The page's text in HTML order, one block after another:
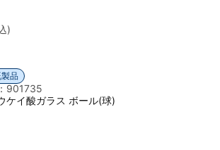
点（約 3225℃） ・金属に近い電気伝導
濡れにくく、侵食されにくい 主な用途： ・
溶融アルミ用部材（電極、ノズル、るつぼ
用途 ・スパッタリングターゲット ・導電
摩耗・耐食コーティング（PVD/CVD） 材
ト： ・純度（2N5 / 3N / 4N） ・粒径・粒
量 ・焼結密度 ・不純物元素（Fe、C、O
)
製品
901735
ケイ酸ガラス ボール(球)